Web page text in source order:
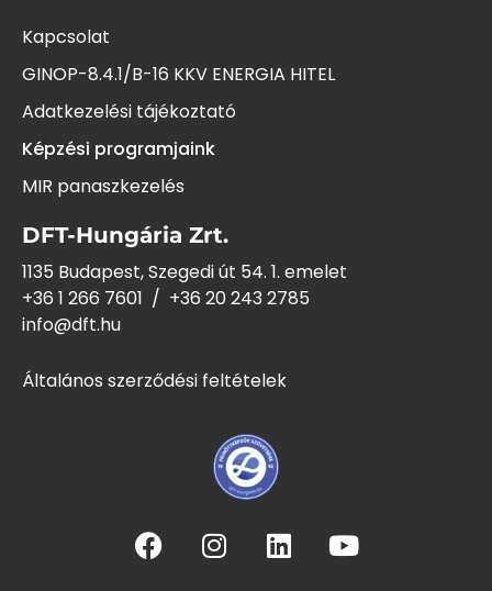
Kapcsolat
GINOP-8.4.1/B-16 KKV ENERGIA HITEL
Adatkezelési tájékoztató
Képzési programjaink
MIR panaszkezelés
DFT-Hungária Zrt.
1135 Budapest, Szegedi út 54. 1. emelet
+36 1 266 7601 / +36 20 243 2785
info@dft.hu
Általános szerződési feltételek